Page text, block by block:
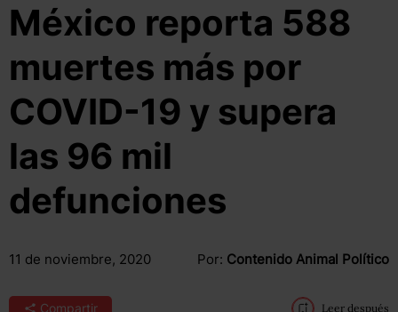
México reporta 588
muertes más por
COVID-19 y supera
las 96 mil
defunciones
11 de noviembre, 2020 Por: Contenido Animal Político
Compartir Leer después